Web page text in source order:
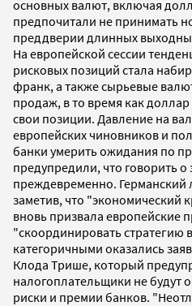
основных валют, включая
предпочитали не принимать
преддверии длинных
На европейской сессии
рисковых позиций стала
франк, а также сырьевые
продаж, в то время как
свои позиции. Давление на
европейских чиновников и
банки умерить ожидания по
предупредили, что говорить
преждевременно. Германский
заметив, что "экономический
вновь призвала европейские
"скоординировать стратегию
категоричными оказались
Клода Трише, который
налогоплательщики не будут
риски и премии банков.